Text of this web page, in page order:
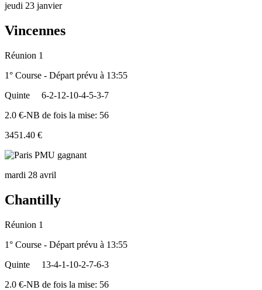
jeudi 23 janvier
Vincennes
Réunion 1
1° Course - Départ prévu à 13:55
Quinte
6-2-12-10-4-5-3-7
2.0 €-NB de fois la mise: 56
3451.40 €
mardi 28 avril
Chantilly
Réunion 1
1° Course - Départ prévu à 13:55
Quinte
13-4-1-10-2-7-6-3
2.0 €-NB de fois la mise: 56